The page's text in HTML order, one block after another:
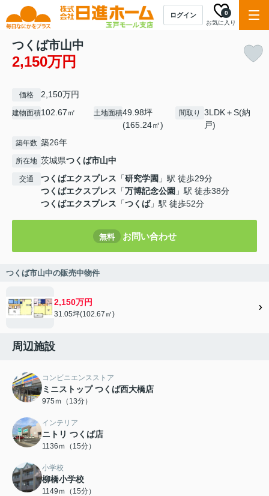
ログイン
お気に入り
0
つくば市山中
2,150万円
価格 2,150万円
建物面積102.67㎡ 土地面積49.98坪
(165.24㎡)
間取り
3LDK＋S(納
戸)
築年数 築26年
所在地 茨城県つくば市山中
交通 つくばエクスプレス 「研究学園 」駅 徒歩29分
つくばエクスプレス 「万博記念公園 」駅 徒歩38分
つくばエクスプレス 「つくば」駅 徒歩52分
無料 お問い合わせ
つくば市山中の販売中物件
2,150万円
31.05坪(102.67㎡)
周辺施設
コンビニエンスストア
ミニストップ つくば西大橋店
975ｍ（13分）
インテリア
ニトリ つくば店
1136ｍ（15分）
小学校
柳橋小学校
1149ｍ（15分）